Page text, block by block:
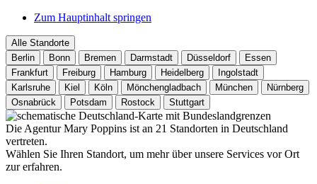
Zum Hauptinhalt springen
Alle Standorte
Berlin
Bonn Bremen Darmstadt Düsseldorf
Essen
Frankfurt
Freiburg Hamburg Heidelberg
Ingolstadt
Karlsruhe
Kiel Köln Mönchengladbach München
Nürnberg
Osnabrück
Potsdam Rostock Stuttgart
Die Agentur Mary Poppins ist an 21 Standorten in Deutschland
vertreten.
Wählen Sie Ihren Standort, um mehr über unsere Services vor Ort
zur erfahren.